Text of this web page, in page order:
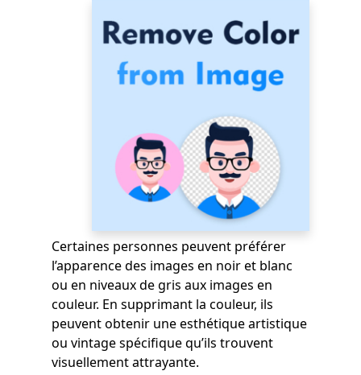
Certaines personnes peuvent préférer
l’apparence des images en noir et blanc
ou en niveaux de gris aux images en
couleur. En supprimant la couleur, ils
peuvent obtenir une esthétique artistique
ou vintage spécifique qu’ils trouvent
visuellement attrayante.